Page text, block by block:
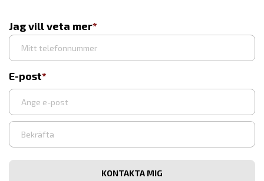
Jag vill veta mer
E-post
Ange
e-
Bekräfta